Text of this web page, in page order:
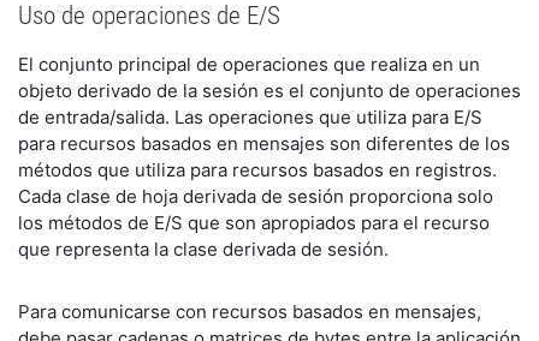
Uso de operaciones de E/S
El conjunto principal de operaciones que realiza en un
objeto derivado de la sesión es el conjunto de operaciones
de entrada/salida. Las operaciones que utiliza para E/S
para recursos basados en mensajes son diferentes de los
métodos que utiliza para recursos basados en registros.
Cada clase de hoja derivada de sesión proporciona solo
los métodos de E/S que son apropiados para el recurso
que representa la clase derivada de sesión.
Para comunicarse con recursos basados en mensajes,